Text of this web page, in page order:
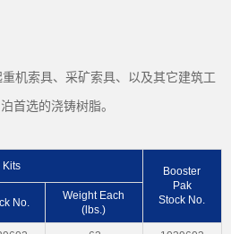
机索具、采矿索具、以及其它建筑工
首选的浇铸树脂。
Kits
Booster
Pak
Stock No.
No.
Weight Each
(lbs.)